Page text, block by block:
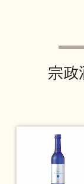
宗政